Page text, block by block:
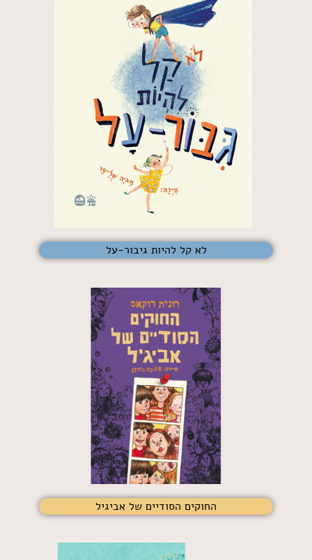
לא קל להיות גיבור-על
החוקים הסודיים של אביגיל